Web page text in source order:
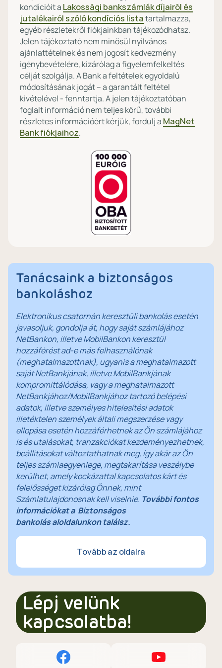
kondícióit a Lakossági bankszámlák díjairól és
jutalékairól szóló kondíciós listatartalmazza,
egyéb részletekről fiókjainkban tájékozódhatsz.
Jelen tájékoztató nem minősül nyilvános
ajánlattételnek és nem jogosít kedvezmény
igénybevételére, kizárólag a figyelemfelkeltés
célját szolgálja. A Bank a feltételek egyoldalú
módosításának jogát – a garantált feltétel
kivételével - fenntartja. A jelen tájékoztatóban
foglalt információ nem teljes körű, további
részletes információért kérjük, fordulj a MagNet
Bank fiókjaihoz.
Tanácsaink a biztonságos
bankoláshoz
Elektronikus csatornán keresztüli bankolás esetén
javasoljuk, gondolja át, hogy saját számlájához
NetBankon, illetve MobilBankon keresztül
hozzáférést ad-e más felhasználónak
(meghatalmazottnak), ugyanis a meghatalmazott
saját NetBankjának, illetve MobilBankjának
kompromittálódása, vagy a meghatalmazott
NetBankjához/MobilBankjához tartozó belépési
adatok, illetve személyes hitelesítési adatok
illetéktelen személyek általi megszerzése vagy
ellopása esetén hozzáférhetnek az Ön számlájához
is és utalásokat, tranzakciókat kezdeményezhetnek,
beállításokat változtathatnak meg, így akár az Ön
teljes számlaegyenlege, megtakarítása veszélybe
kerülhet, amely kockázattal kapcsolatos kárt és
felelősséget kizárólag Önnek, mint
Számlatulajdonosnak kell viselnie. További fontos
információkat a Biztonságos
bankolás aloldalunkon találsz.
Tovább az oldalra
Lépj velünk
kapcsolatba!